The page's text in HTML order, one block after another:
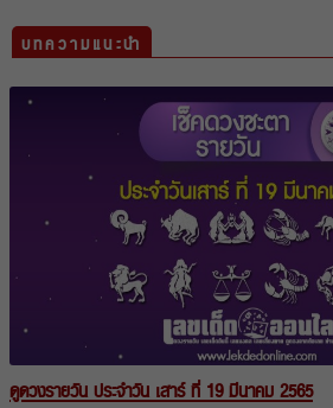
บทความแนะนำ
ดูดวงรายวัน ประจำวัน เสาร์ ที่ 19 มีนาคม 2565